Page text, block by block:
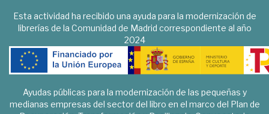
Esta actividad ha recibido una ayuda para la modernización de
librerías de la Comunidad de Madrid correspondiente al año
2024
Ayudas públicas para la modernización de las pequeñas y
medianas empresas del sector del libro en el marco del Plan de